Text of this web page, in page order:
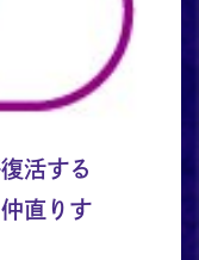
活する
直りす